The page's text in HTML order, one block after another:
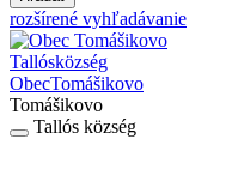
rozšírené vyhľadávanie
Tallósközség
ObecTomášikovo
Tomášikovo
Tallós község